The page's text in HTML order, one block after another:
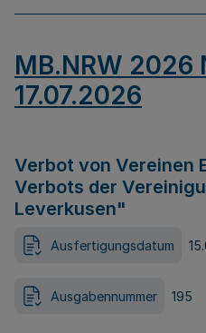
MB.NRW 2026
17.07.2026
Verbot von Vereinen
Verbots der
Leverkusen"
Ausfertigungsdatum
Ausgabennummer 195